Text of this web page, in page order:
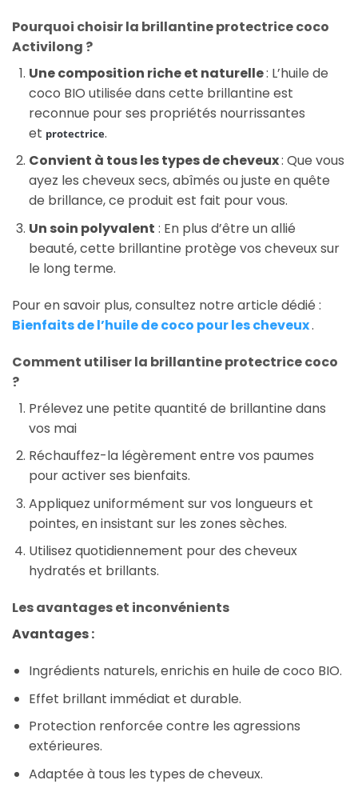
Pourquoi choisir la brillantine protectrice coco
Activilong ?
Une composition riche et naturelle: L’huile de
coco BIO utilisée dans cette brillantine est
reconnue pour ses propriétés nourrissantes
et protectrice.
Convient à tous les types de cheveux: Que vous
ayez les cheveux secs, abîmés ou juste en quête
de brillance, ce produit est fait pour vous.
Un soin polyvalent : En plus d’être un allié
beauté, cette brillantine protège vos cheveux sur
le long terme.
Pour en savoir plus, consultez notre article dédié :
Bienfaits de l’huile de coco pour les cheveux.
Comment utiliser la brillantine protectrice coco
?
Prélevez une petite quantité de brillantine dans
vos mai
Réchauffez-la légèrement entre vos paumes
pour activer ses bienfaits.
Appliquez uniformément sur vos longueurs et
pointes, en insistant sur les zones sèches.
Utilisez quotidiennement pour des cheveux
hydratés et brillants.
Les avantages et inconvénients
Avantages :
Ingrédients naturels, enrichis en huile de coco BIO.
Effet brillant immédiat et durable.
Protection renforcée contre les agressions
extérieures.
Adaptée à tous les types de cheveux.